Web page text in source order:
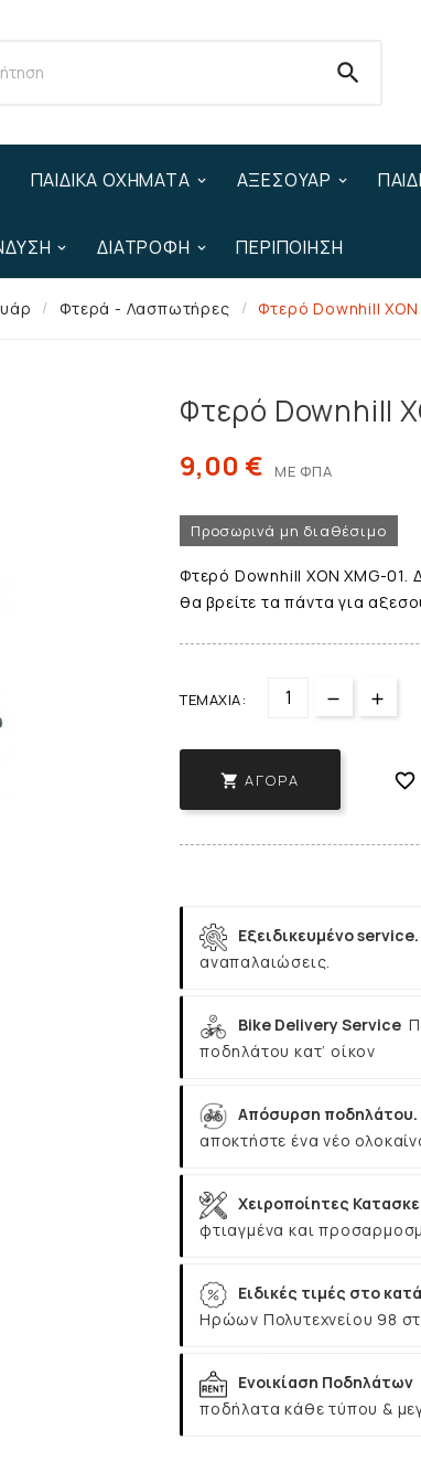

ΠΑΙΔΙΚΆ ΟΧΉΜΑΤΑ ΑΞΕΣΟΥΆΡ
ΔΙΑΤΡΟΦΉ ΠΕΡΙΠΟΊΗΣΗ
Φτερά - Λασπωτήρες Φτερό Downhill XON
Φτερό Downhill
9,00 € ΜΕ ΦΠΑ
Προσωρινά μη διαθέσιμο
Φτερό Downhill XON XMG-
θα βρείτε τα πάντα για
ΤΕΜΆΧΙΑ:
 ΑΓΟΡΆ 
Εξειδικευμένο service.
αναπαλαιώσεις.
Bike Delivery Service
ποδηλάτου κατ’ οίκον
Απόσυρση ποδηλάτου.
αποκτήστε ένα νέο
Χειροποίητες
φτιαγμένα και
Ειδικές τιμές στο
Ηρώων Πολυτεχνείου 98
Ενοικίαση Ποδηλάτων
ποδήλατα κάθε τύπου &